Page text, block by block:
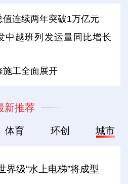
连续两年突破1万亿元
中越班列发运量同比增长
施工全面展开
新推荐
体育 环创 城市
界级“水上电梯”将成型